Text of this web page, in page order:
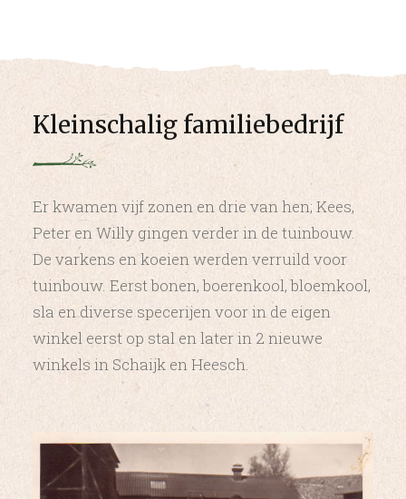
Kleinschalig familiebedrijf
Er kwamen vijf zonen en drie van hen; Kees,
Peter en Willy gingen verder in de tuinbouw.
De varkens en koeien werden verruild voor
tuinbouw. Eerst bonen, boerenkool, bloemkool,
sla en diverse specerijen voor in de eigen
winkel eerst op stal en later in 2 nieuwe
winkels in Schaijk en Heesch.